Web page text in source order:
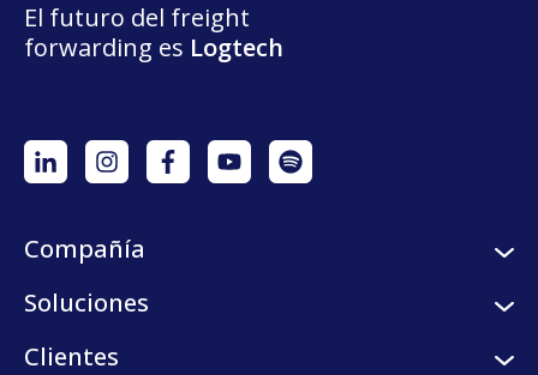
El futuro del freight
forwarding es Logtech
Compañía
Sobre nosotros
Soluciones
Servicios logísticos
Clientes